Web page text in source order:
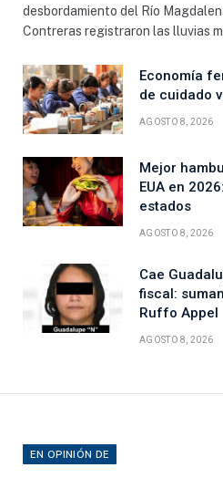
desbordamiento del Río
Contreras registraron las lluvias
Economía
de cuidado
AGOSTO 8, 2026
Mejor
EUA en
estados
AGOSTO 8, 2026
Cae
fiscal:
Ruffo Appel
AGOSTO 8, 2026
EN OPINIÓN DE